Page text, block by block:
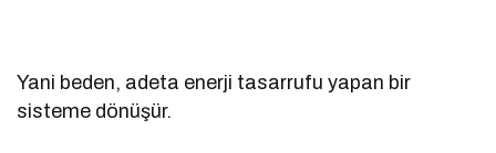
Yani beden, adeta enerji tasarrufu yapan bir
sisteme dönüşür.